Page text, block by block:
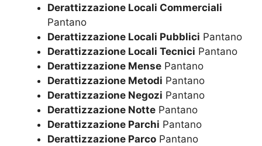
Derattizzazione Locali Commerciali
Pantano
Derattizzazione Locali Pubblici Pantano
Derattizzazione Locali Tecnici Pantano
Derattizzazione Mense Pantano
Derattizzazione Metodi Pantano
Derattizzazione Negozi Pantano
Derattizzazione Notte Pantano
Derattizzazione Parchi Pantano
Derattizzazione Parco Pantano